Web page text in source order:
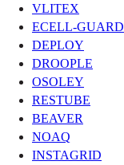
VLITEX
ECELL-GUARD
DEPLOY
DROOPLE
OSOLEY
RESTUBE
BEAVER
NOAQ
INSTAGRID